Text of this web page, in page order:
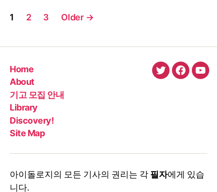
Posts
1 2 3 Older →
Home
About
기고 모집 안내
Library
Discovery!
Site Map
twitter
아이돌로지의 모든 기사의 권리는 각 필자에게 있습
니다.